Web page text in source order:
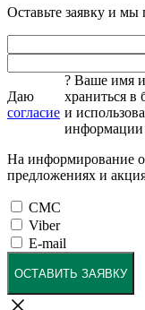
Оставьте заявку и мы
Даю
согласие
? Ваше имя и
храниться
и
информации
На информирование
предложениях и
СМС
Viber
E-mail
ОСТАВИТЬ ЗАЯВКУ